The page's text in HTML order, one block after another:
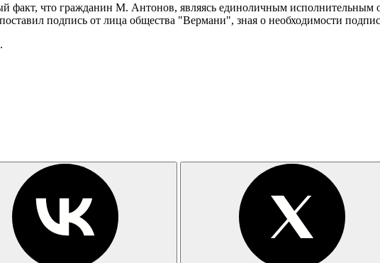
факт, что гражданин М. Антонов, являясь единоличным
подпись от лица общества "Вермани", зная о необходимости